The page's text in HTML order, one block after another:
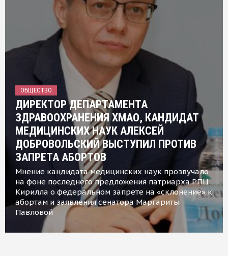
ОБЩЕСТВО
ДИРЕКТОР ДЕПАРТАМЕНТА
ЗДРАВООХРАНЕНИЯ ХМАО, КАНДИДАТ
МЕДИЦИНСКИХ НАУК АЛЕКСЕЙ
ДОБРОВОЛЬСКИЙ ВЫСТУПИЛ ПРОТИВ
ЗАПРЕТА АБОРТОВ
Мнение кандидата медицинских наук прозвучало
на фоне последнего предложения патриарха РПЦ
Кирилла о федеральном запрете на «склонение» к
абортам и заявления сенатора Маргариты
Павловой